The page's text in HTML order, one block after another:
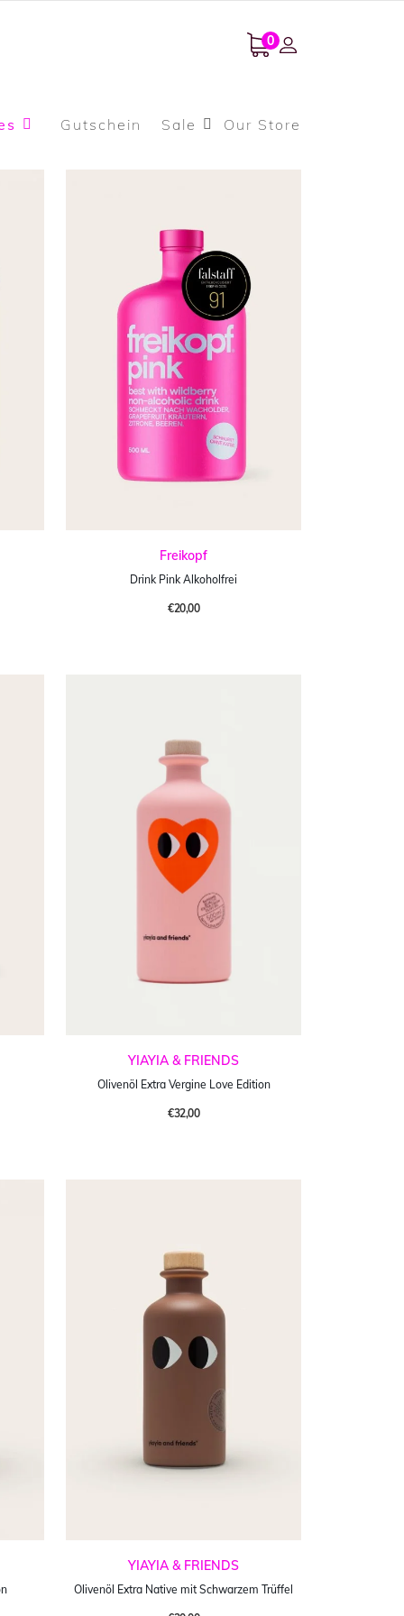
0
Our Store
Gutschein Sale
Freikopf
Drink Pink Alkoholfrei
€20,00
YIAYIA & FRIENDS
Olivenöl Extra Vergine Love Edition
€32,00
YIAYIA & FRIENDS
Olivenöl Extra Native mit Schwarzem Trüffel